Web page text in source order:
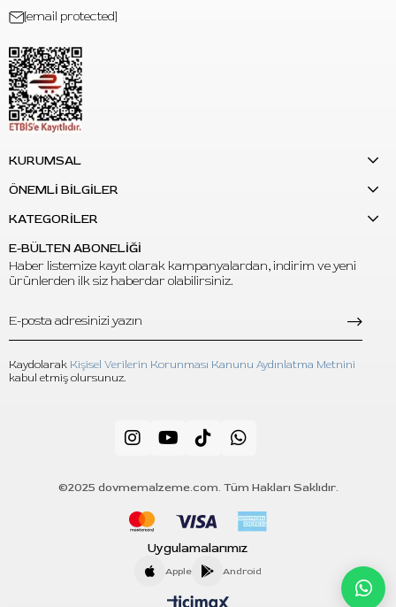
[email protected]
KURUMSAL
ÖNEMLİ BİLGİLER
KATEGORİLER
E-BÜLTEN ABONELİĞİ
Haber listemize kayıt olarak kampanyalardan, indirim ve yeni
ürünlerden ilk siz haberdar olabilirsiniz.
Kaydolarak Kişisel Verilerin Korunması Kanunu Aydınlatma Metnini
kabul etmiş olursunuz.
©2025 dovmemalzeme.com. Tüm Hakları Saklıdır.
Uygulamalarımız
Apple Android